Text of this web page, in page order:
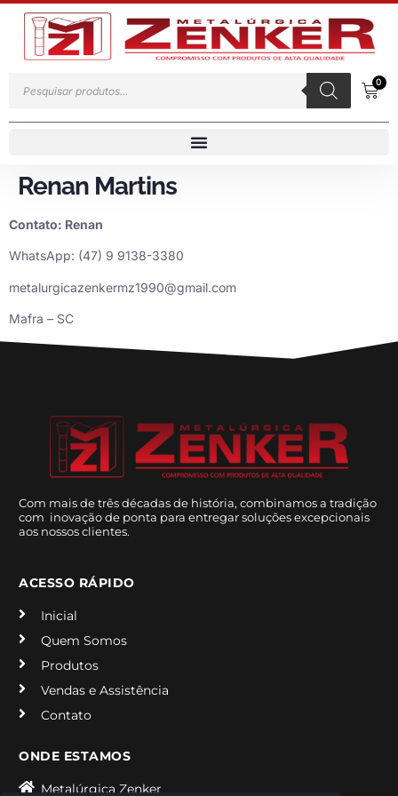
0
Renan Martins
Contato: Renan
WhatsApp: (47) 9 9138-3380
metalurgicazenkermz1990@gmail.com
Mafra – SC
Com mais de três décadas de história, combinamos a tradição
com inovação de ponta para entregar soluções excepcionais
aos nossos clientes.
ACESSO RÁPIDO
Inicial
Quem Somos
Produtos
Vendas e Assistência
Contato
ONDE ESTAMOS
Metalúrgica Zenker